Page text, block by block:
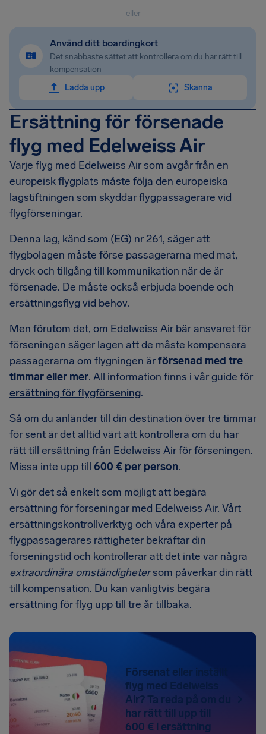
eller
Använd ditt boardingkort
Det snabbaste sättet att kontrollera om du har rätt till
kompensation
Ladda upp
Skanna
Ersättning för försenade
flyg med Edelweiss Air
Varje flyg med Edelweiss Air som avgår från en
europeisk flygplats måste följa den europeiska
lagstiftningen som skyddar flygpassagerare vid
flygförseningar.
Denna lag, känd som (EG) nr 261, säger att
flygbolagen måste förse passagerarna med mat,
dryck och tillgång till kommunikation när de är
försenade. De måste också erbjuda boende och
ersättningsflyg vid behov.
Men förutom det, om Edelweiss Air bär ansvaret för
förseningen säger lagen att de måste kompensera
passagerarna om flygningen ärförsenad med tre
timmar eller mer. All information finns i vår guide för
ersättning för flygförsening.
Så om du anländer till din destination över tre timmar
för sent är det alltid värt att kontrollera om du har
rätt till ersättning från Edelweiss Air för förseningen.
Missa inte upp till 600 € per person.
Vi gör det så enkelt som möjligt att begära
ersättning för förseningar med Edelweiss Air. Vårt
ersättningskontrollverktyg och våra experter på
flygpassagerares rättigheter bekräftar din
förseningstid och kontrollerar att det inte var några
extraordinära omständighetersom påverkar din rätt
till kompensation. Du kan vanligtvis begära
ersättning för flyg upp till tre år tillbaka.
Försenat eller inställt
flyg med Edelweiss
Air? Ta reda på om du
har rätt till upp till
600 € i ersättning